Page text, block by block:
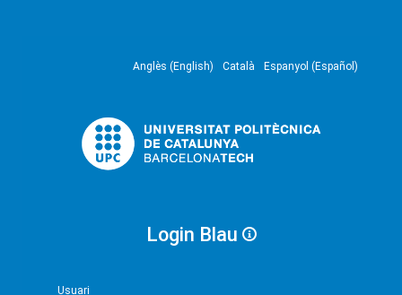
Anglès (English) Català Espanyol (Español)
Login Blau
Usuari